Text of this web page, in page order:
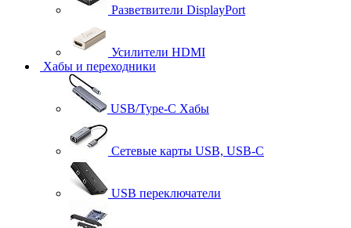
Разветвители DisplayPort
Усилители HDMI
Хабы и переходники
USB/Type-C Хабы
Сетевые карты USB, USB-C
USB переключатели